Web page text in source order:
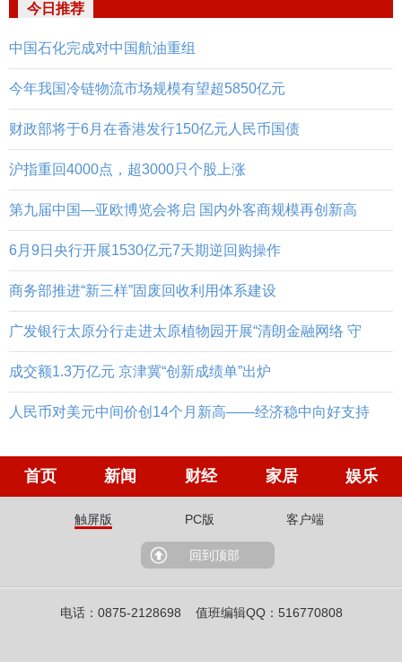
今日推荐
中国石化完成对中国航油重组
今年我国冷链物流市场规模有望超5850亿元
财政部将于6月在香港发行150亿元人民币国债
沪指重回4000点，超3000只个股上涨
第九届中国—亚欧博览会将启 国内外客商规模再创新高
6月9日央行开展1530亿元7天期逆回购操作
商务部推进“新三样”固废回收利用体系建设
广发银行太原分行走进太原植物园开展“清朗金融网络 守
成交额1.3万亿元 京津冀“创新成绩单”出炉
人民币对美元中间价创14个月新高——经济稳中向好支持
首页 新闻 财经 家居 娱乐
触屏版 PC版 客户端
回到顶部
电话：0875-2128698 值班编辑QQ：516770808